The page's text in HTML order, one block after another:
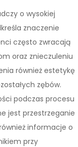
o wysokiej
znaczenie
często zwracają
oraz znieczuleniu
również estetykę
zębów.
podczas procesu
jest przestrzeganie
informacje o
przy